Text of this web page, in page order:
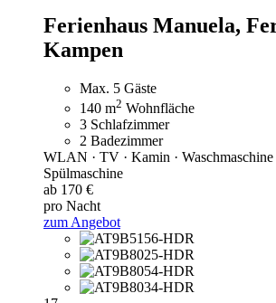
Ferienhaus Manuela,
Kampen
Max. 5 Gäste
140 m2 Wohnfläche
3 Schlafzimmer
2 Badezimmer
WLAN · TV · Kamin · Waschmaschine
Spülmaschine
ab 170 €
pro Nacht
zum Angebot